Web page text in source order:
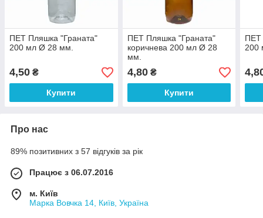
ПЕТ Пляшка "Граната"
200 мл Ø 28 мм.
4,50 ₴
Купити
ПЕТ Пляшка "Граната"
коричнева 200 мл Ø 28
мм.
4,80₴
Купити
ПЕТ
200
Про нас
89% позитивних з 57 відгуків за рік
Працює з 06.07.2016
м. Київ
Марка Вовчка 14, Київ, Україна